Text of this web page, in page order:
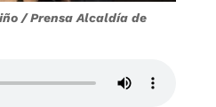
/ Prensa Alcaldía de